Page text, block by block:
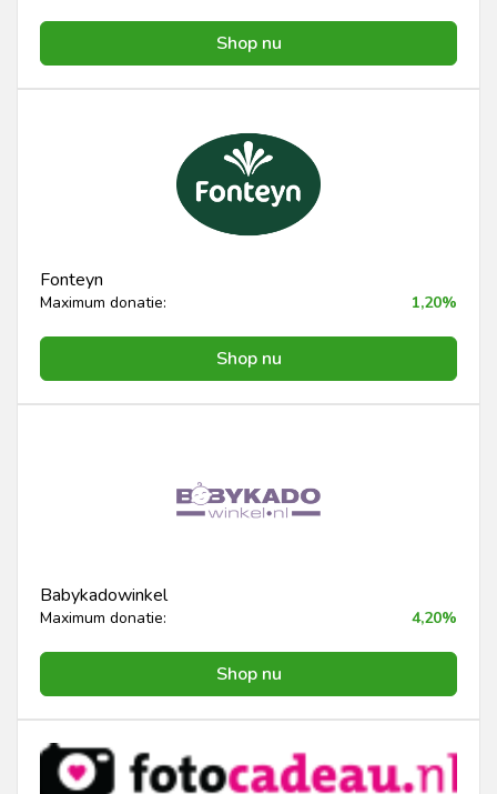
Shop nu
Fonteyn
Maximum donatie: 1,20%
Shop nu
Babykadowinkel
Maximum donatie: 4,20%
Shop nu